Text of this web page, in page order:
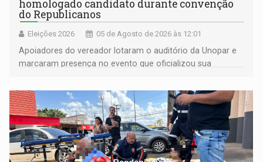
homologado candidato durante convenção
do Republicanos
Eleições 2026 05 de Agosto de 2026 às 12:01
Apoiadores do vereador lotaram o auditório da Unopar e
marcaram presença no evento que oficializou sua